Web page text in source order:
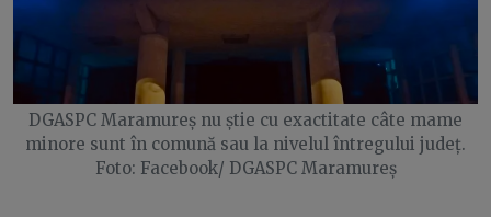
DGASPC Maramureș nu știe cu exactitate câte mame
minore sunt în comună sau la nivelul întregului județ.
Foto: Facebook/ DGASPC Maramureș